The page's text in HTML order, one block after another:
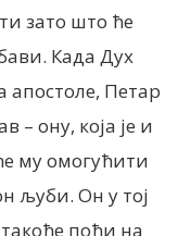
зато што ће
Када Дух
апостоле, Петар
ону, која је и
му омогућити
љуби. Он у тој
поћи на